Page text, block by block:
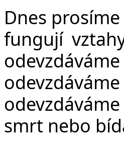
Dnes
fungují
smrt nebo